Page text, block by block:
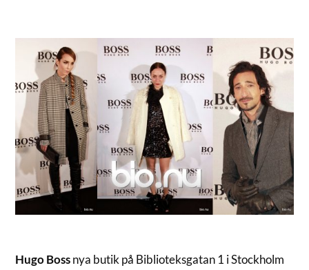
Hugo Bossnya butik på Biblioteksgatan 1 i Stockholm